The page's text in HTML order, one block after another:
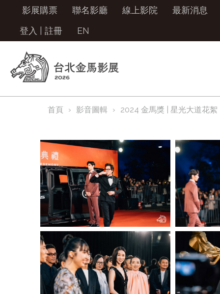
影展購票 聯名影廳 線上影院
最新消息
登入
註冊 EN
首頁 影音圖輯 2024 金馬獎 | 星光大道花絮